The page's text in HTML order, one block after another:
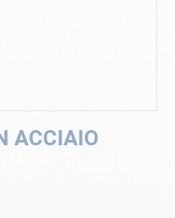
ACCIAIO